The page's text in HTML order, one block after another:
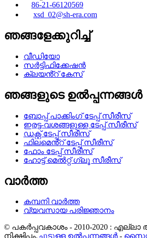
86-21-66120569
xsd_02@sh-era.com
ഞങ്ങളേക്കുറിച്ച്
വീഡിയോ
സർട്ടിഫിക്കേഷൻ
ക്ലയൻ്റ് കേസ്
ഞങ്ങളുടെ ഉൽപ്പന്നങ്ങൾ
ബോപ്പ് പാക്കിംഗ് ടേപ്പ് സീരീസ്
ഇരട്ട-വശങ്ങളുള്ള ടേപ്പ് സീരീസ്
ഡക്റ്റ് ടേപ്പ് സീരീസ്
ഫിലമെൻ്റ് ടേപ്പ് സീരീസ്
ഫോം ടേപ്പ് സീരീസ്
ഹോട്ട് മെൽറ്റ് ഗ്ലൂ സീരീസ്
വാർത്ത
കമ്പനി വാർത്ത
വ്യവസായ പരിജ്ഞാനം
© പകർപ്പവകാശം - 2010-2020 :
നിക്ഷിപ്തം. ചൂടുള്ള ഉൽപ്പന്നങ്ങൾ -